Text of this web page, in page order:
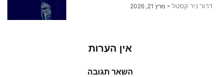
דרור ניר קסטל - מרץ 21, 2026
אין הערות
השאר תגובה